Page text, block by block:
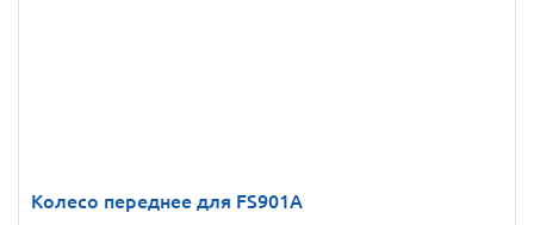
Колесо переднее для FS901A